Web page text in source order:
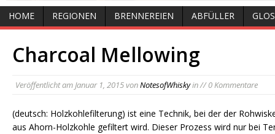
HOME REGIONEN BRENNEREIEN ABFÜLLER
Charcoal Mellowing
Veröffentlicht amJanuar 1, 2015vonNotesofWhiskyin // 0 Kommentare
(deutsch: Holzkohlefilterung) ist eine Technik, bei der der
aus Ahorn-Holzkohle gefiltert wird. Dieser Prozess wird nur bei